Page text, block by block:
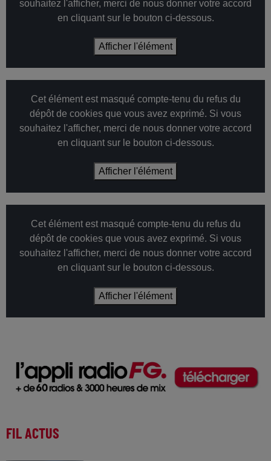
souhaitez l'afficher, merci de nous donner votre accord
en cliquant sur le bouton ci-dessous.
Afficher l'élément
Cet élément est masqué compte-tenu du refus du
dépôt de cookies que vous avez exprimé. Si vous
souhaitez l'afficher, merci de nous donner votre accord
en cliquant sur le bouton ci-dessous.
Afficher l'élément
Cet élément est masqué compte-tenu du refus du
dépôt de cookies que vous avez exprimé. Si vous
souhaitez l'afficher, merci de nous donner votre accord
en cliquant sur le bouton ci-dessous.
Afficher l'élément
FIL ACTUS